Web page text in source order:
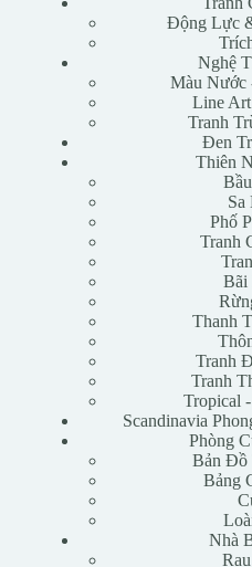
Động Lực
Nghệ
Màu Nước
Line
Tranh
Đen
Thiên
Sa
Phố
Tranh
Bãi
Thanh
Tranh
Tranh
Tropical
Scandinavia
Phòng
Bản Đồ
Bảng
Nhà